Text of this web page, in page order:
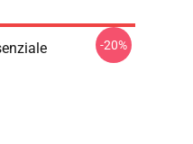
-20%